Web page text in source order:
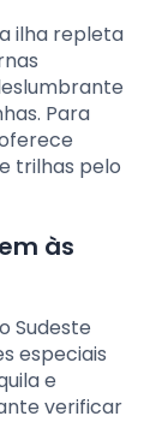
ilha repleta
Para
trilhas pelo
às
Sudeste
especiais
e
verificar